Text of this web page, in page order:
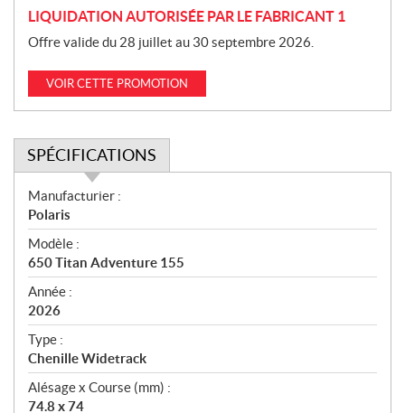
LIQUIDATION AUTORISÉE PAR LE FABRICANT 1
Offre valide du 28 juillet au 30 septembre 2026.
VOIR CETTE PROMOTION
SPÉCIFICATIONS
S
p
é
c
i
f
i
c
a
t
i
Manufacturier :
Polaris
Modèle :
650 Titan Adventure 155
Année :
2026
Type :
Chenille Widetrack
Alésage x Course (mm) :
74.8 x 74